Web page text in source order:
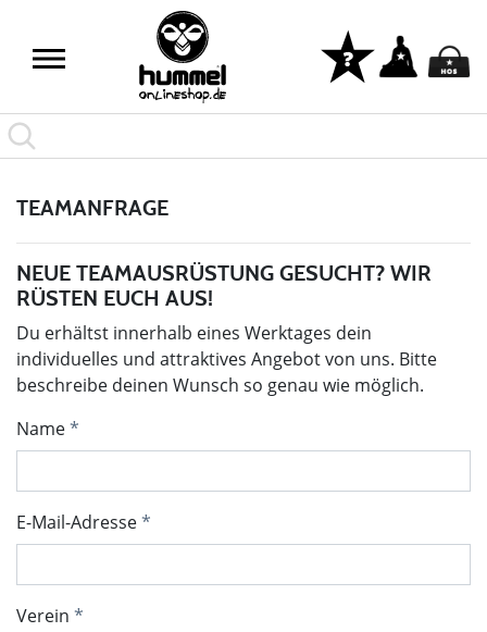
TEAMANFRAGE
NEUE TEAMAUSRÜSTUNG GESUCHT? WIR
RÜSTEN EUCH AUS!
Du erhältst innerhalb eines Werktages dein
individuelles und attraktives Angebot von uns. Bitte
beschreibe deinen Wunsch so genau wie möglich.
Name
E-Mail-Adresse
Verein